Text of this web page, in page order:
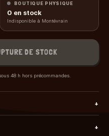
BOUTIQUE PHYSIQUE
0 en stock
Indisponible à Montévrain
DE STOCK
48 h hors précommandes.
+
+